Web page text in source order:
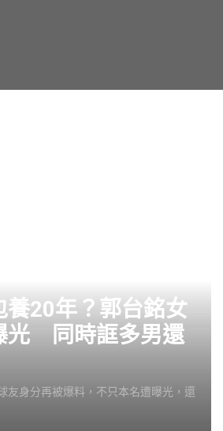
養20年？郭台銘女
光 同時誆多男還
友身分再被爆料，不只本名遭曝光，還